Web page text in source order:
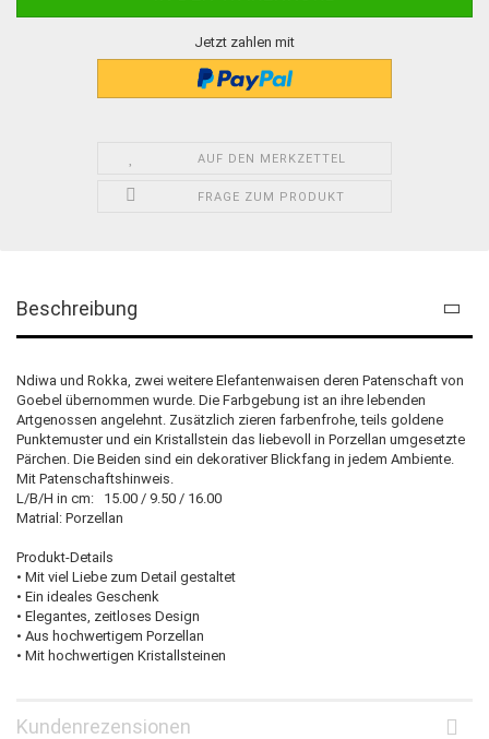
Jetzt zahlen mit
AUF DEN MERKZETTEL
FRAGE ZUM PRODUKT
Beschreibung
Ndiwa und Rokka, zwei weitere Elefantenwaisen deren Patenschaft von
Goebel übernommen wurde. Die Farbgebung ist an ihre lebenden
Artgenossen angelehnt. Zusätzlich zieren farbenfrohe, teils goldene
Punktemuster und ein Kristallstein das liebevoll in Porzellan umgesetzte
Pärchen. Die Beiden sind ein dekorativer Blickfang in jedem Ambiente.
Mit Patenschaftshinweis.
L/B/H in cm: 15.00 / 9.50 / 16.00
Matrial: Porzellan
Produkt-Details
• Mit viel Liebe zum Detail gestaltet
• Ein ideales Geschenk
• Elegantes, zeitloses Design
• Aus hochwertigem Porzellan
• Mit hochwertigen Kristallsteinen
Kundenrezensionen